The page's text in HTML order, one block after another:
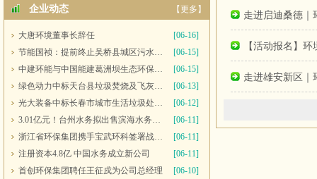
企业动态 【更多】
大唐环境董事长辞任
[06-16]
节能国祯：提前终止吴桥县城区污水处理厂PPP项目合同
[06-15]
中建环能与中国能建葛洲坝生态环保公司开展座谈交流
[06-15]
绿色动力中标天台县垃圾焚烧及飞灰填埋场运维服务
[06-13]
光大装备中标长春市城市生活垃圾处理中心渗滤液系统更新改造项目
[06-12]
3.01亿元！台州水务拟出售滨海水务全部股权
[06-11]
浙江省环保集团携手宝武环科签署战略合作协议
[06-11]
注册资本4.8亿 中国水务成立新公司
[06-11]
首创环保集团聘任王征戍为公司总经理
[06-10]
走进启迪桑德｜
【活动报名】
走进雄安新区｜